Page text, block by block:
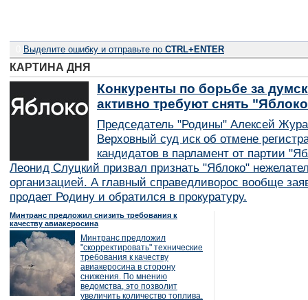
Выделите ошибку и отправьте по CTRL+ENTER
КАРТИНА ДНЯ
Конкуренты по борьбе за
активно требуют снять
Председатель "Родины" Алексей
Верховный суд иск об отмене
кандидатов в парламент от партии
Леонид Слуцкий призвал признать "Яблоко"
организацией. А главный справедливорос вообще
продает Родину и обратился в прокуратуру.
Минтранс предложил снизить требования к
качеству авиакеросина
Минтранс предложил
"скорректировать" технические
требования к качеству
авиакеросина в сторону
снижения. По мнению
ведомства, это позволит
увеличить количество топлива.